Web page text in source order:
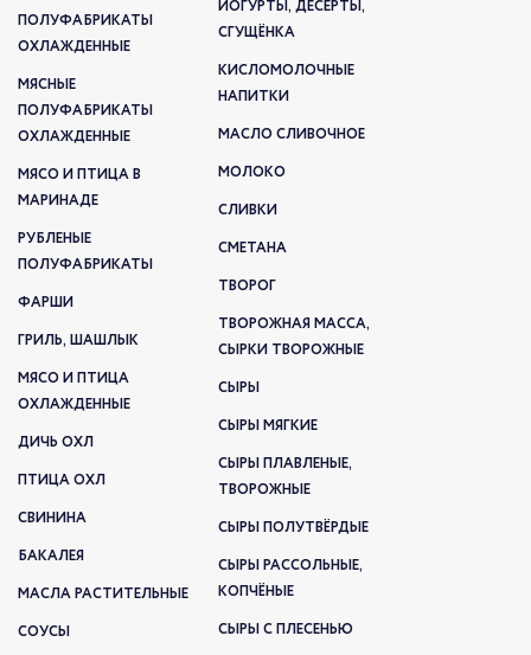
ПОЛУФАБРИКАТЫ
ОХЛАЖДЕННЫЕ
МЯСНЫЕ
ПОЛУФАБРИКАТЫ
ОХЛАЖДЕННЫЕ
МЯСО И ПТИЦА В
МАРИНАДЕ
РУБЛЕНЫЕ
ПОЛУФАБРИКАТЫ
ФАРШИ
ГРИЛЬ, ШАШЛЫК
МЯСО И ПТИЦА
ОХЛАЖДЕННЫЕ
ДИЧЬ ОХЛ
ПТИЦА ОХЛ
СВИНИНА
БАКАЛЕЯ
МАСЛА РАСТИТЕЛЬНЫЕ
СОУСЫ
ЙОГУРТЫ, ДЕСЕРТЫ,
СГУЩЁНКА
КИСЛОМОЛОЧНЫЕ
НАПИТКИ
МАСЛО СЛИВОЧНОЕ
МОЛОКО
СЛИВКИ
СМЕТАНА
ТВОРОГ
ТВОРОЖНАЯ МАССА,
СЫРКИ ТВОРОЖНЫЕ
СЫРЫ
СЫРЫ МЯГКИЕ
СЫРЫ ПЛАВЛЕНЫЕ,
ТВОРОЖНЫЕ
СЫРЫ ПОЛУТВЁРДЫЕ
СЫРЫ РАССОЛЬНЫЕ,
КОПЧЁНЫЕ
СЫРЫ С ПЛЕСЕНЬЮ